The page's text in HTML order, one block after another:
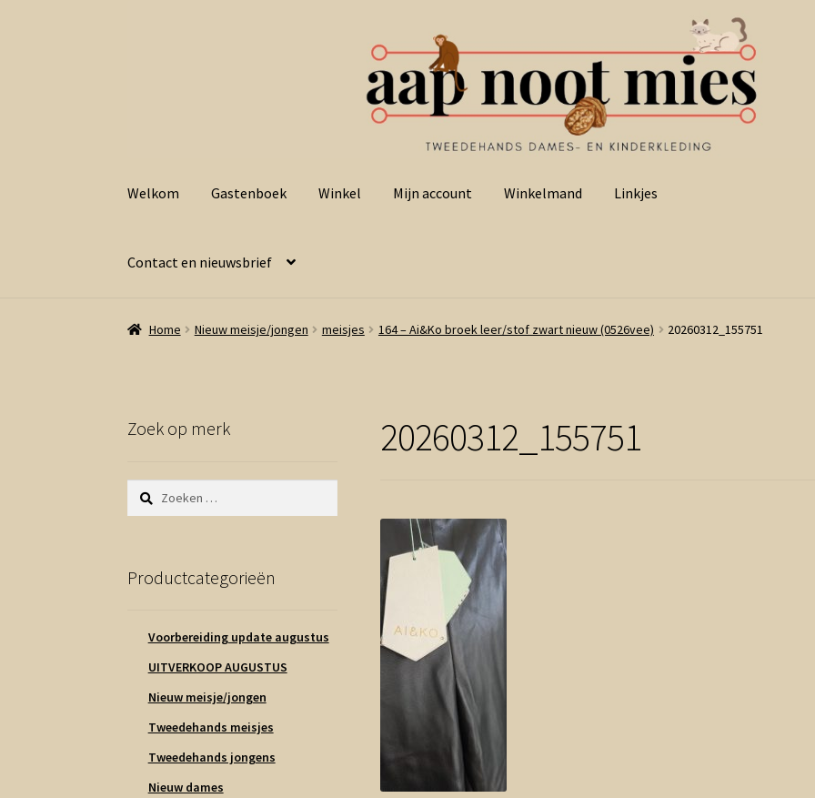
door
naar
Welkom Gastenboek Winkel Mijn account Winkelmand Linkjes
Contact en nieuwsbrief
Home Nieuw meisje/jongen meisjes 164 – Ai&Ko broek leer/stof zwart nieuw (0526vee) 20260312_155751
20260312_155751
Zoek op merk
Zoeken
naar:
Productcategorieën
Voorbereiding update augustus
UITVERKOOP AUGUSTUS
Nieuw meisje/jongen
Tweedehands meisjes
Tweedehands jongens
Nieuw dames